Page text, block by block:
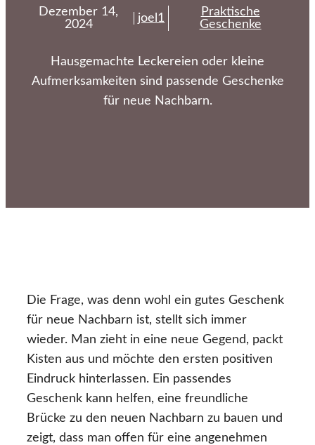
Dezember 14,
2024
joel1
Praktische
Geschenke
Hausgemachte Leckereien oder kleine
Aufmerksamkeiten sind passende Geschenke
für neue Nachbarn.
Die Frage, was denn wohl ein gutes Geschenk
für neue Nachbarn ist, stellt sich immer
wieder. Man zieht in eine neue Gegend, packt
Kisten aus und möchte den ersten positiven
Eindruck hinterlassen. Ein passendes
Geschenk kann helfen, eine freundliche
Brücke zu den neuen Nachbarn zu bauen und
zeigt, dass man offen für eine angenehmen